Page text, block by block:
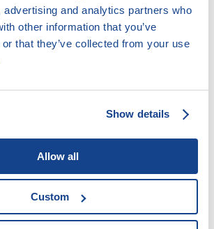
advertising and analytics partners who
other information that you’ve
that they’ve collected from your use
Show details
Allow all
Custom
mohou v pracovní smlouvě sjednat
od pracovní smlouvy. Takové
od pracovní smlouvy však lze
práce, aniž mu v tom bránila překážka
zaměstnavatel do týdne nedozví o